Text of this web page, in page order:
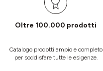
Oltre 100.000 prodotti
Catalogo prodotti ampio e completo
per soddisfare tutte le esigenze.